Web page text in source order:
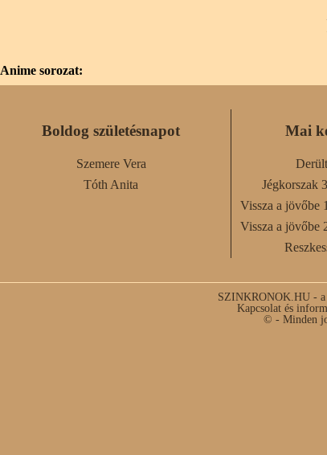
Anime sorozat:
Boldog születésnapot
Szemere Vera
Tóth Anita
Mai
Jégkorszak
Vissza a jövőbe
Vissza a jövőbe
SZINKRONOK.HU - a
Kapcsolat és
© - Minden